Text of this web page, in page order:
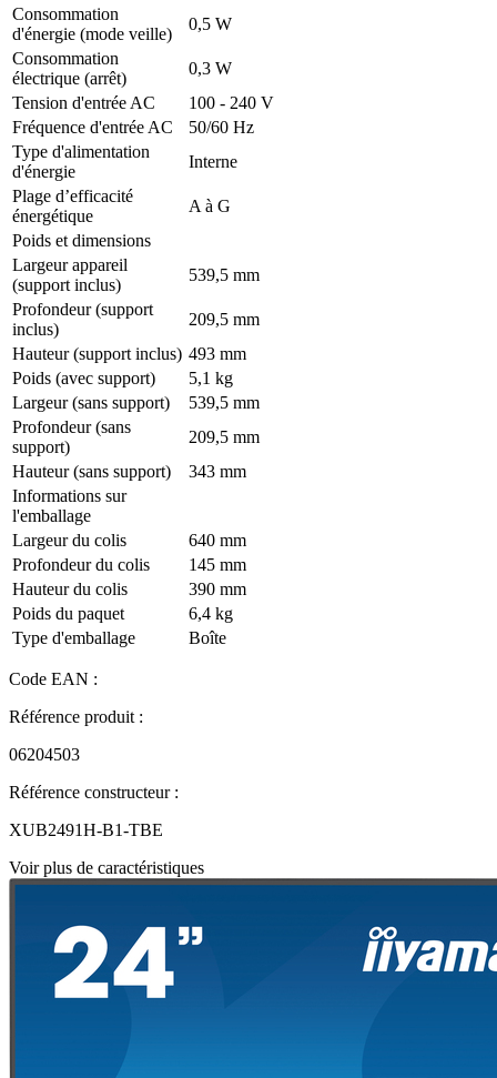
Consommation
d'énergie (mode veille)
0,5 W
Consommation
électrique (arrêt)
0,3 W
Tension d'entrée AC
100 - 240 V
Fréquence d'entrée AC
50/60 Hz
Type d'alimentation
d'énergie
Interne
Plage d’efficacité
énergétique
A à G
Poids et dimensions
Largeur appareil
(support inclus)
539,5 mm
Profondeur (support
inclus)
209,5 mm
Hauteur (support inclus) 493 mm
Poids (avec support)
5,1 kg
Largeur (sans support)
539,5 mm
Profondeur (sans
support)
209,5 mm
Hauteur (sans support)
343 mm
Informations sur
l'emballage
Largeur du colis
640 mm
Profondeur du colis
145 mm
Hauteur du colis
390 mm
Poids du paquet
6,4 kg
Type d'emballage
Boîte
Code EAN :
Référence produit :
06204503
Référence constructeur :
XUB2491H-B1-TBE
Voir plus de caractéristiques